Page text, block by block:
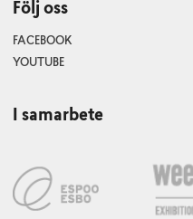
Följ oss
FACEBOOK
YOUTUBE
I samarbete